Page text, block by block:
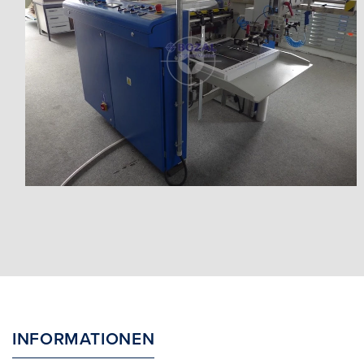
INFORMATIONEN